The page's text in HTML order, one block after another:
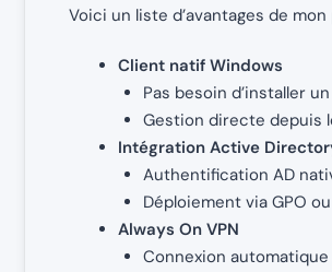
Voici un liste d’avantages de
Client natif Windows
Pas besoin d’installer
Gestion directe depuis
Intégration Active
Authentification AD
Déploiement via GPO
Always On VPN
Connexion